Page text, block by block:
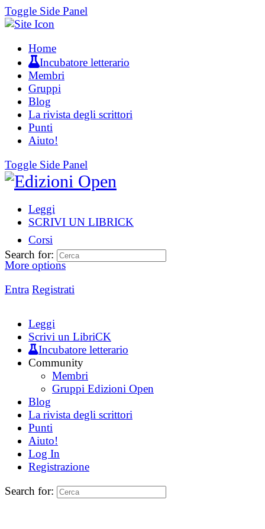
Toggle Side Panel
Home
Incubatore letterario
Membri
Gruppi
Blog
La rivista degli scrittori
Punti
Aiuto!
Toggle Side Panel
Leggi
SCRIVI UN LIBRICK
Corsi
More options
Entra Registrati
Search for:
Leggi
Scrivi un LibriCK
Incubatore letterario
Community
Membri
Gruppi Edizioni Open
Blog
La rivista degli scrittori
Punti
Aiuto!
Log In
Registrazione
Search for: